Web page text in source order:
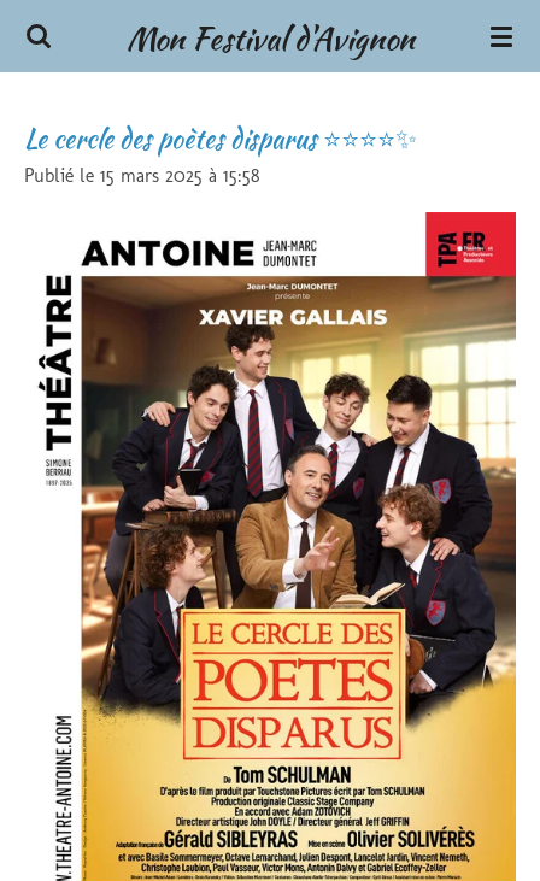
Passer
principal
Mon Festival d'Avignon
Le cercle des poètes disparus ⭐⭐⭐⭐✨
Publié le 15 mars 2025 à 15:58